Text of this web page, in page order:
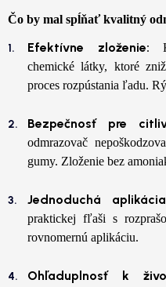
Čo by mal spĺňať kvalitný
Efektívne zloženie:
chemické látky, ktoré
proces rozpústania ľadu.
Bezpečnosť pre
odmrazovač
gumy. Zloženie bez
Jednoduchá
praktickej fľaši s
rovnomernú aplikáciu.
Ohľaduplnosť k